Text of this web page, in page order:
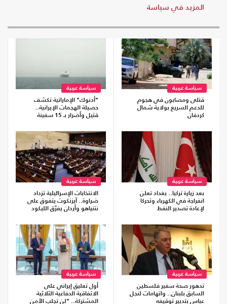
المزيد في سياسة
سياسة عربية
قتلى ومصابون في هجوم
للدعم السريع بولاية شمال
كردفان
سياسة عربية
"أدنوك" الإماراتية تكشف
حصيلة الهجمات الإيرانية..
قتيل وأضرار بـ 15 سفينة
سياسة عربية
بعد زيارة تركيا.. بغداد تعلن
انفراجة في الكهرباء وتحركا
لإعادة تصدير النفط
سياسة عربية
الانتخابات الإسرائيلية تزداد
ضراوة.. آيزنكوت يتفوق على
نتنياهو وأردان يفرّق الليكود
سياسة عربية
تدهور صحة سفير فلسطين
السابق بلبنان.. واتهامات لنجل
عباس بتدبير توقيفه
سياسة عربية
أول تعليق إيراني على
الاتفاقية الدفاعية الثلاثية
المشتركة.. "لن تجلب الأمن